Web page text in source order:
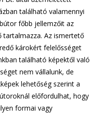
található valamennyi
főbb jellemzőit az
Az ismertető
károkért felelősséget
található képektől való
nem vállalunk, de
lehetőség szerint a
előfordulhat, hogy
formai vagy